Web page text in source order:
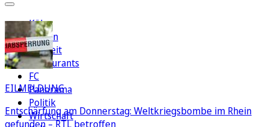
Köln
Region
Freizeit
Restaurants
FC
Panorama
Politik
Wirtschaft
EILMELDUNG
Entschärfung am Donnerstag: Weltkriegsbombe im Rhein
gefunden – RTL betroffen